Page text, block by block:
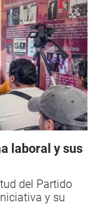
laboral y sus
del Partido
y su